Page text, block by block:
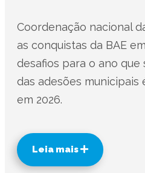
Coordenação nacional
as conquistas da BAE
desafios para o ano que
das adesões municipais
em 2026.
Leia mais